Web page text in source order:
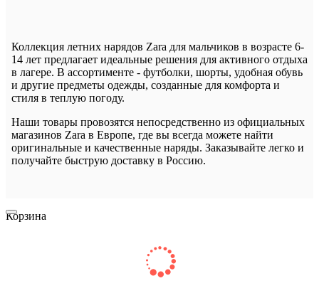
Коллекция летних нарядов Zara для мальчиков в возрасте 6-
14 лет предлагает идеальные решения для активного отдыха
в лагере. В ассортименте - футболки, шорты, удобная обувь
и другие предметы одежды, созданные для комфорта и
стиля в теплую погоду.
Наши товары провозятся непосредственно из официальных
магазинов Zara в Европе, где вы всегда можете найти
оригинальные и качественные наряды. Заказывайте легко и
получайте быструю доставку в Россию.
Корзина